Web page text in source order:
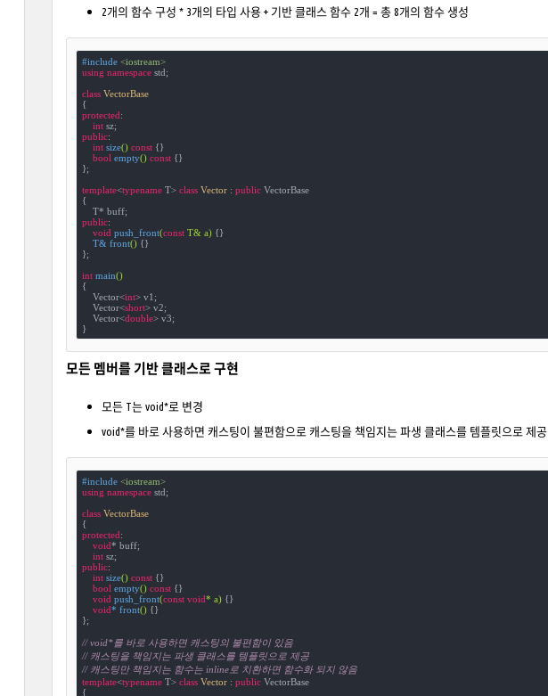
2개의 함수 구성 * 3개의 타입 사용 + 기반 클래스 함수 2개 = 총 8개의 함수 생성
#include <iostream>
using namespace std;
class VectorBase
{
protected:
int
public:
int size() const {}
bool empty() const {}
};
template<typename T> class Vector : public VectorBase
{
public:
void push_front(const T& a) {}
T& front() {}
};
int main()
{
    Vector<
int> v1;
    Vector<
short> v2;
    Vector<
double> v3;
}
모든 멤버를 기반 클래스로 구현
모든 T는 void*로 변경
void*를 바로 사용하면 캐스팅이 불편함으로 캐스팅을 책임지는 파생 클래스를 템플릿으로 제공
#include <iostream>
using namespace std;
class VectorBase
{
protected:
void* buff;
int
public:
int size() const {}
bool empty() const {}
void push_front(const void* a) {}
void* front() {}
};
// void*를 바로 사용하면 캐스팅의 불편함이 있음
// 캐스팅을 책임지는 파생 클래스를 템플릿으로 제공
// 캐스팅만 책임지는 함수는 inline로 치환하면 함수화 되지 않음
template<typename T> class Vector : public VectorBase